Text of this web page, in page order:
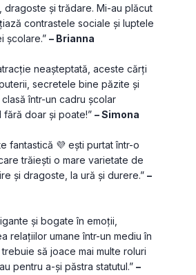
dragoste și trădare. Mi-au plăcut
contrastele sociale și luptele
școlare.” – Brianna
neașteptată, aceste cărți
secretele bine păzite și
într-un cadru școlar
fără doar și poate!” – Simona
fantastică 💜 ești purtat într-o
trăiești o mare varietate de
și dragoste, la ură și durere.” –
și bogate în emoții,
relațiilor umane într-un mediu în
să joace mai multe roluri
pentru a-și păstra statutul.” –